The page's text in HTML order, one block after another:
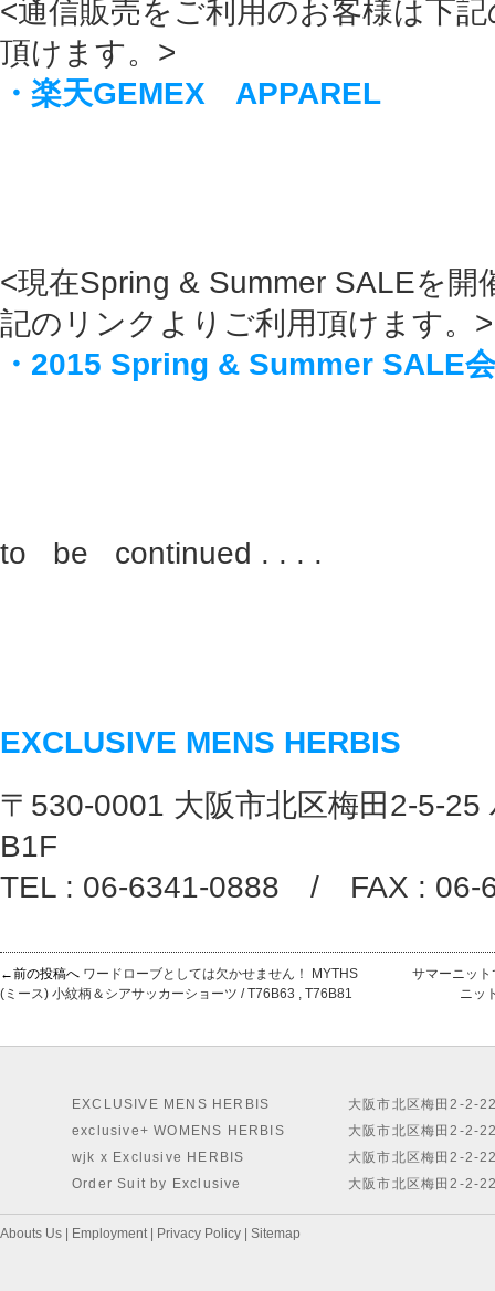
<通信販売をご利用のお客様は下
頂けます。>
・楽天GEMEX APPAREL
<現在Spring & Summer SALEを開
記のリンクよりご利用頂けます。>
・2015 Spring & Summer SALE
to be continued . . . .
EXCLUSIVE MENS HERBIS
〒530-0001 大阪市北区梅田2-5-25
B1F
TEL : 06-6341-0888 / FAX : 06-
←前の投稿へ ワードローブとしては欠かせません！ MYTHS
(ミース) 小紋柄＆シアサッカーショーツ / T76B63 , T76B81
サマーニッ
ニッ
EXCLUSIVE MENS HERBIS
exclusive+ WOMENS HERBIS
wjk x Exclusive HERBIS
Order Suit by Exclusive
大阪市北区梅田2-2-
大阪市北区梅田2-2-
大阪市北区梅田2-2-
大阪市北区梅田2-2-
Abouts Us Employment| Privacy Policy Sitemap